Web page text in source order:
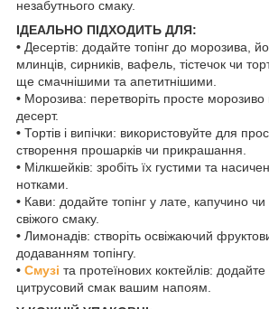
незабутнього смаку.
ІДЕАЛЬНО ПІДХОДИТЬ ДЛЯ:
• Десертів: додайте топінг до морозива,
млинців, сирників, вафель, тістечок чи
ще смачнішими та апетитнішими.
• Морозива: перетворіть просте
десерт.
• Тортів і випічки: використовуйте для
створення прошарків чи прикрашання.
• Мілкшейків: зробіть їх густими та
нотками.
• Кави: додайте топінг у лате, капучино
свіжого смаку.
• Лимонадів: створіть освіжаючий
додаванням топінгу.
• Смузі та протеїнових коктейлів:
цитрусовий смак вашим напоям.